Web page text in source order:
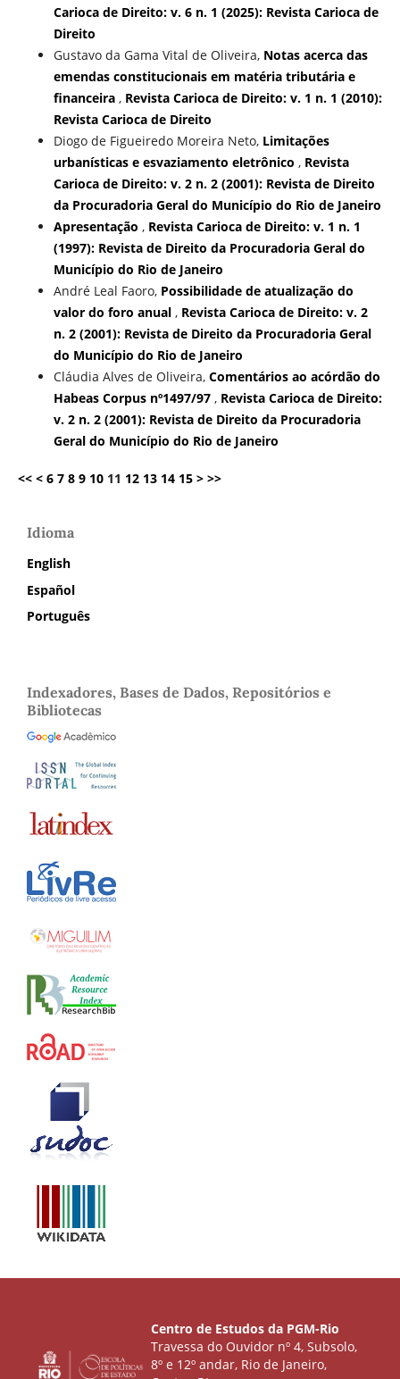
Carioca de Direito: v. 6 n. 1 (2025): Revista Carioca de
Direito
Gustavo da Gama Vital de Oliveira, Notas acerca das
emendas constitucionais em matéria tributária e
financeira , Revista Carioca de Direito: v. 1 n. 1 (2010):
Revista Carioca de Direito
Diogo de Figueiredo Moreira Neto, Limitações
urbanísticas e esvaziamento eletrônico , Revista
Carioca de Direito: v. 2 n. 2 (2001): Revista de Direito
da Procuradoria Geral do Município do Rio de Janeiro
Apresentação , Revista Carioca de Direito: v. 1 n. 1
(1997): Revista de Direito da Procuradoria Geral do
Município do Rio de Janeiro
André Leal Faoro, Possibilidade de atualização do
valor do foro anual , Revista Carioca de Direito: v. 2
n. 2 (2001): Revista de Direito da Procuradoria Geral
do Município do Rio de Janeiro
Cláudia Alves de Oliveira, Comentários ao acórdão do
Habeas Corpus nº1497/97 , Revista Carioca de Direito:
v. 2 n. 2 (2001): Revista de Direito da Procuradoria
Geral do Município do Rio de Janeiro
<< < 6 7 8 9 10 11 12 13 14 15 > >>
Idioma
English
Español
Português
Indexadores, Bases de Dados, Repositórios e
Bibliotecas
Centro de Estudos da PGM-Rio
Travessa do Ouvidor nº 4, Subsolo,
8º e 12º andar, Rio de Janeiro,